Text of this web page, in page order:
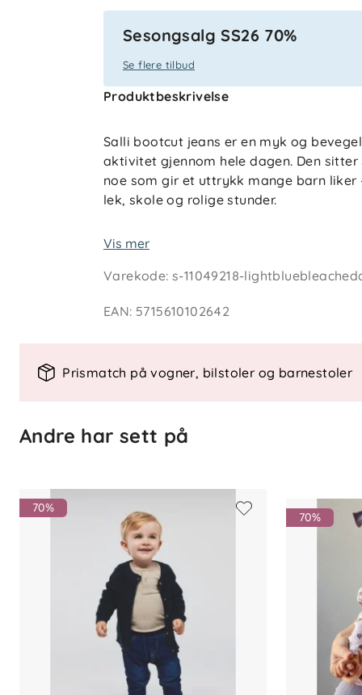
Sesongsalg SS26 70%
Se flere tilbud
Produktbeskrivelse
Salli bootcut jeans er en myk og
aktivitet gjennom hele dagen. Den
noe som gir et uttrykk mange barn
lek, skole og rolige stunder.
Den justerbare midjen gjør det enkelt
brukt preg uten at det går på
Bootcut-modell med smal
Forlommer og baklommer
Dekorative nagler og merkeetikett
Materiale
Ytterstoff: 57 % lyocell
31 % polyester
10 % viskose
2 % elastan
Vedlikehold
Vaskes på 40 grader med tilsvarende
Vis mer
Varekode:s-11049218-
EAN: 5715610102642
Prismatch på vogner, bilstoler og barnestoler
Andre har sett på
70%
70%